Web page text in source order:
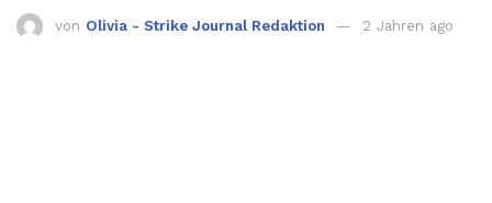
von Olivia - Strike Journal Redaktion 2 Jahren ago